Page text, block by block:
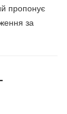
пропонує
за